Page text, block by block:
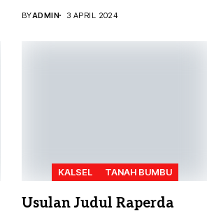
BYADMIN 3 APRIL 2024
KALSEL TANAH BUMBU
Usulan Judul Raperda